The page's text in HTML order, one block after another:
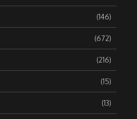
(146)
(672)
(216)
(15)
(13)